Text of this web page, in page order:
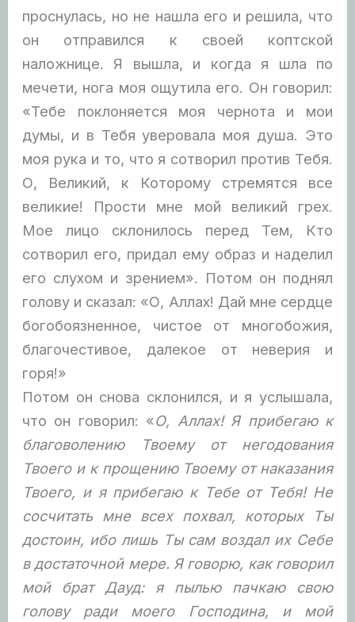
проснулась, но не нашла его и решила, что
он отправился к своей коптской
наложнице. Я вышла, и когда я шла по
мечети, нога моя ощутила его. Он говорил:
«Тебе поклоняется моя чернота и мои
думы, и в Тебя уверовала моя душа. Это
моя рука и то, что я сотворил против Тебя.
О, Великий, к Которому стремятся все
великие! Прости мне мой великий грех.
Мое лицо склонилось перед Тем, Кто
сотворил его, придал ему образ и наделил
его слухом и зрением». Потом он поднял
голову и сказал: «О, Аллах! Дай мне сердце
богобоязненное, чистое от многобожия,
благочестивое, далекое от неверия и
горя!»
Потом он снова склонился, и я услышала,
что он говорил: «О, Аллах! Я прибегаю к
благоволению Твоему от негодования
Твоего и к прощению Твоему от наказания
Твоего, и я прибегаю к Тебе от Тебя! Не
сосчитать мне всех похвал, которых Ты
достоин, ибо лишь Ты сам воздал их Себе
в достаточной мере. Я говорю, как говорил
мой брат Дауд: я пылью пачкаю свою
голову ради моего Господина, и мой